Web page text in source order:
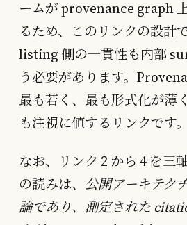
ームが provenance graph
るため、このリンクの設計
listing 側の一貫性も内部
う必要があります。
最も若く、最も形式化が薄
も注視に値するリンクです。
なお、リンク 2 から 4 を三
の読みは、 公開アーキテク
論であり、測定された